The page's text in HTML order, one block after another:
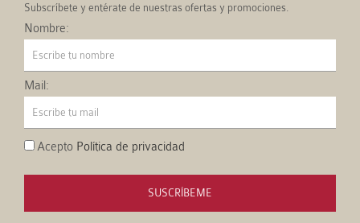
Subscríbete y entérate de nuestras ofertas y promociones.
Nombre:
Mail:
Acepto Política de privacidad
SUSCRÍBEME